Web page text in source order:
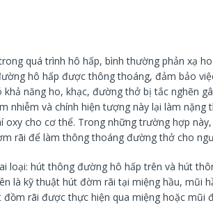
quá trình hô hấp, bình thường phản xạ
hô hấp được thông thoáng, đảm bảo
năng ho, khạc, đường thở bị tắc nghẽn
nhiễm và chính hiện tượng này lại làm nặng
oxy cho cơ thể. Trong những trường hợp
rãi để làm thông thoáng đường thở cho
loại: hút thông đường hô hấp trên và hút
là kỹ thuật hút đờm rãi tại miệng hầu, mũi
rãi được thực hiện qua miệng hoặc mũi